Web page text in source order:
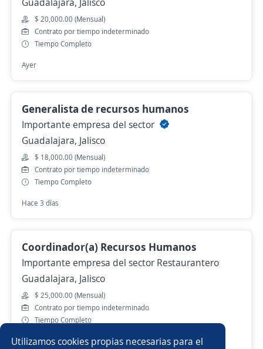
Utilizamos cookies propias necesarias para el
$ 20,000.00 (Mensual)
Contrato por tiempo indeterminado
Tiempo Completo
Ayer
Generalista de recursos humanos
Importante empresa del sector
Guadalajara, Jalisco
$ 18,000.00 (Mensual)
Contrato por tiempo indeterminado
Tiempo Completo
Hace 3 días
Coordinador(a) Recursos Humanos
Importante empresa del sector Restaurantero
Guadalajara, Jalisco
$ 25,000.00 (Mensual)
Contrato por tiempo indeterminado
Tiempo Completo
Hace 3 días